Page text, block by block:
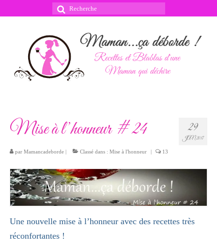
Rechercher
29
JAN 2017
Mise à l’honneur # 24
par Mamancadeborde | Classé dans : Mise à l'honneur | 13
Une nouvelle mise à l’honneur avec des recettes très
réconfortantes !